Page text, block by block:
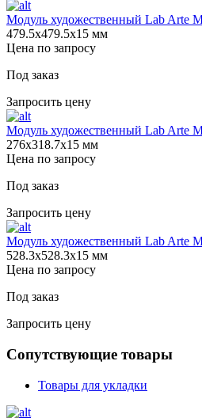
Модуль художественный Lab Arte
479.5х479.5х15 мм
Цена по запросу
Под заказ
Запросить цену
Модуль художественный Lab Arte
276х318.7х15 мм
Цена по запросу
Под заказ
Запросить цену
Модуль художественный Lab Arte
528.3х528.3х15 мм
Цена по запросу
Под заказ
Запросить цену
Сопутствующие товары
Товары для укладки